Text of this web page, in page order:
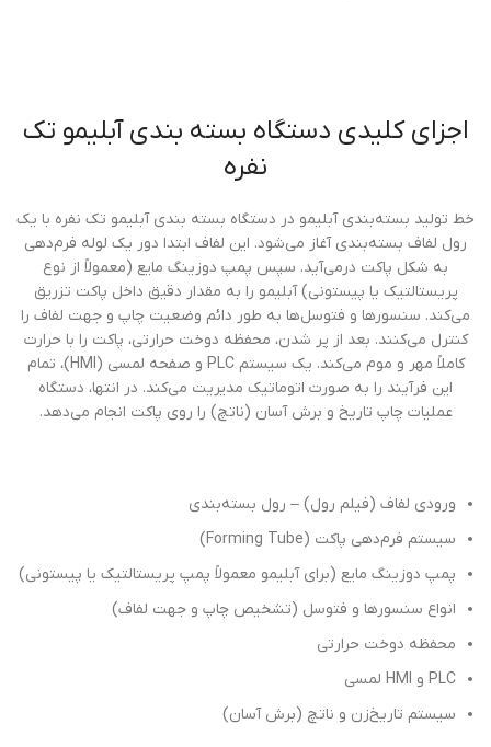
اجزای کلیدی دستگاه بسته بندی آبلیمو تک
نفره
خط تولید بسته‌بندی آبلیمو در دستگاه بسته بندی آبلیمو تک نفره با یک
رول لفاف بسته‌بندی آغاز می‌شود. این لفاف ابتدا دور یک لوله فرم‌دهی
به شکل پاکت درمی‌آید. سپس پمپ دوزینگ مایع (معمولاً از نوع
پریستالتیک یا پیستونی) آبلیمو را به مقدار دقیق داخل پاکت تزریق
می‌کند. سنسورها و فتو‌سل‌ها به طور دائم وضعیت چاپ و جهت لفاف را
کنترل می‌کنند. بعد از پر شدن، محفظه دوخت حرارتی، پاکت را با حرارت
کاملاً مهر و موم می‌کند. یک سیستم PLC و صفحه لمسی (HMI)، تمام
این فرآیند را به صورت اتوماتیک مدیریت می‌کند. در انتها، دستگاه
عملیات چاپ تاریخ و برش آسان (ناتچ) را روی پاکت انجام می‌دهد.
ورودی لفاف (فیلم رول) – رول بسته‌بندی
سیستم فرم‌دهی پاکت (Forming Tube)
پمپ دوزینگ مایع (برای آبلیمو معمولاً پمپ پریستالتیک یا پیستونی)
انواع سنسورها و فتو‌سل (تشخیص چاپ و جهت لفاف)
محفظه دوخت حرارتی
PLC و HMI لمسی
سیستم تاریخ‌زن و ناتچ (برش آسان)